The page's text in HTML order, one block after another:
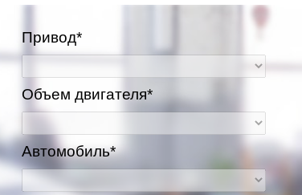
Привод*
Объем двигателя*
Автомобиль*